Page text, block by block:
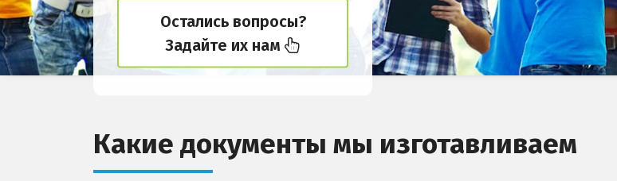
Остались вопросы?
Задайте их нам
Какие документы мы изготавливаем